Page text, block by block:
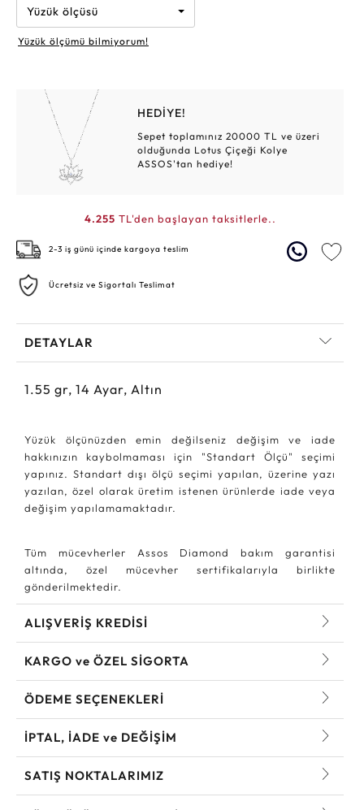
Yüzük ölçüsü
Yüzük ölçümü bilmiyorum!
HEDİYE!
Sepet toplamınız 20000 TL ve üzeri
olduğunda Lotus Çiçeği Kolye
ASSOS'tan hediye!
4.255 TL'den başlayan taksitlerle..
2-3 iş günü içinde kargoya teslim
Ücretsiz ve Sigortalı Teslimat
DETAYLAR
1.55 gr, 14 Ayar, Altın
Yüzük ölçünüzden emin değilseniz değişim ve iade
hakkınızın kaybolmaması için "Standart Ölçü" seçimi
yapınız. Standart dışı ölçü seçimi yapılan, üzerine yazı
yazılan, özel olarak üretim istenen ürünlerde iade veya
değişim yapılamamaktadır.
Tüm mücevherler Assos Diamond bakım garantisi
altında, özel mücevher sertifikalarıyla birlikte
gönderilmektedir.
ALIŞVERİŞ KREDİSİ
KARGO ve ÖZEL SİGORTA
ÖDEME SEÇENEKLERİ
İPTAL, İADE ve DEĞİŞİM
SATIŞ NOKTALARIMIZ